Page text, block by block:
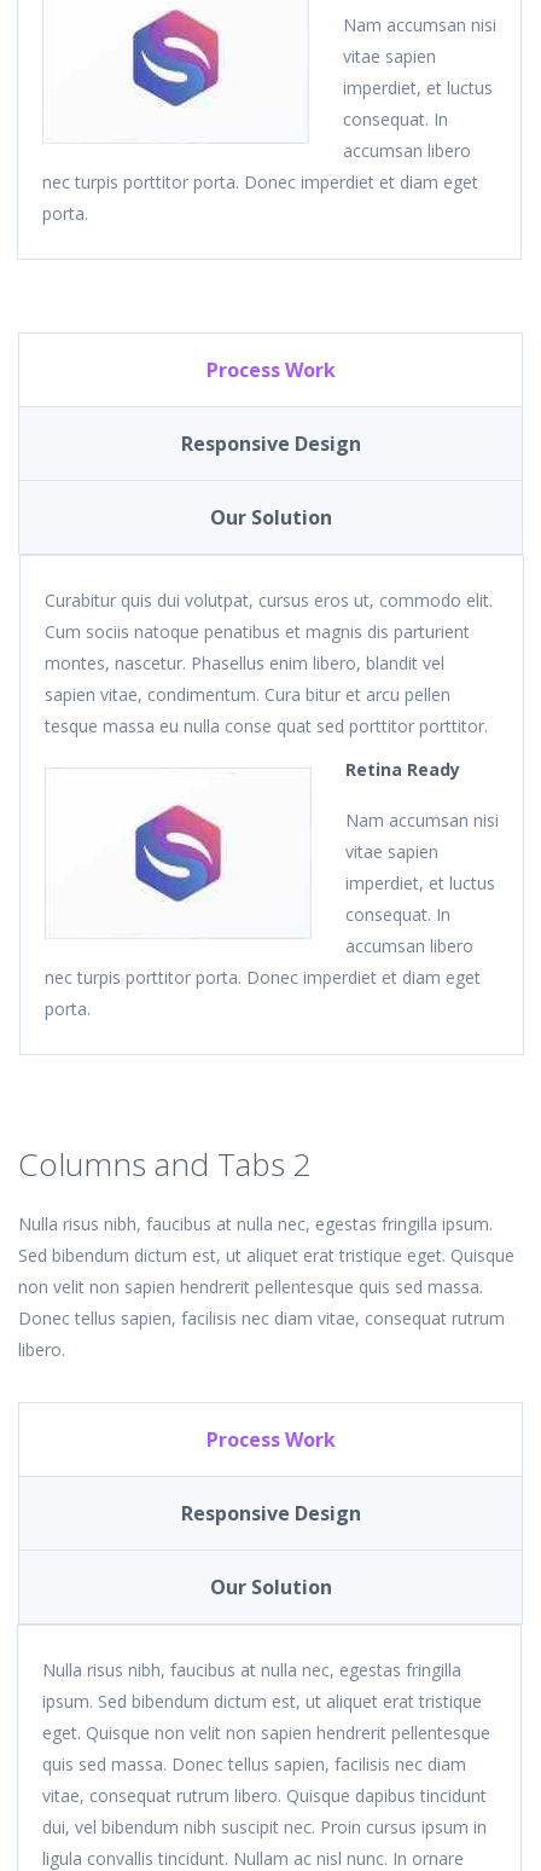
Nam accumsan nisi
vitae sapien
imperdiet, et luctus
consequat. In
accumsan libero
nec turpis porttitor porta. Donec imperdiet et diam eget
porta.
Process Work
Responsive Design
Our Solution
Curabitur quis dui volutpat, cursus eros ut, commodo elit.
Cum sociis natoque penatibus et magnis dis parturient
montes, nascetur. Phasellus enim libero, blandit vel
sapien vitae, condimentum. Cura bitur et arcu pellen
tesque massa eu nulla conse quat sed porttitor porttitor.
Retina Ready
Nam accumsan nisi
vitae sapien
imperdiet, et luctus
consequat. In
accumsan libero
nec turpis porttitor porta. Donec imperdiet et diam eget
porta.
Columns and Tabs 2
Nulla risus nibh, faucibus at nulla nec, egestas fringilla ipsum.
Sed bibendum dictum est, ut aliquet erat tristique eget. Quisque
non velit non sapien hendrerit pellentesque quis sed massa.
Donec tellus sapien, facilisis nec diam vitae, consequat rutrum
libero.
Process Work
Responsive Design
Our Solution
Nulla risus nibh, faucibus at nulla nec, egestas fringilla
ipsum. Sed bibendum dictum est, ut aliquet erat tristique
eget. Quisque non velit non sapien hendrerit pellentesque
quis sed massa. Donec tellus sapien, facilisis nec diam
vitae, consequat rutrum libero. Quisque dapibus tincidunt
dui, vel bibendum nibh suscipit nec. Proin cursus ipsum in
ligula convallis tincidunt. Nullam ac nisl nunc. In ornare